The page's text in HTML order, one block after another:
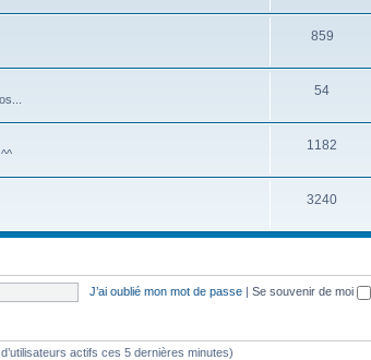
859
54
1182
3240
J’ai oublié mon mot de passe | Se souvenir de moi
actifs ces 5 dernières minutes)